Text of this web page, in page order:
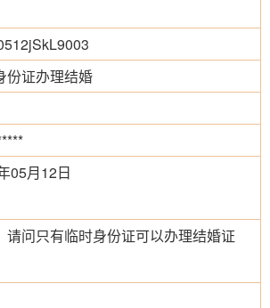
份证办理结婚
05月12日
请问只有临时身份证可以办理结婚证